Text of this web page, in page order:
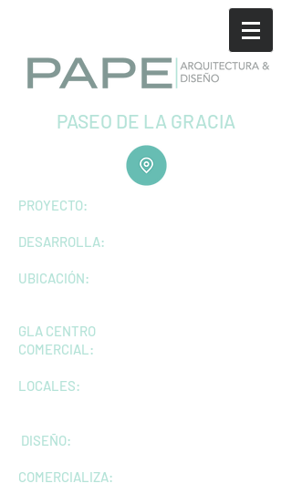
PASEO DE LA GRACIA
PROYECTO:
DESARROLLA:
UBICACIÓN:
GLA CENTRO
COMERCIAL:
LOCALES:
DISEÑO:
COMERCIALIZA: